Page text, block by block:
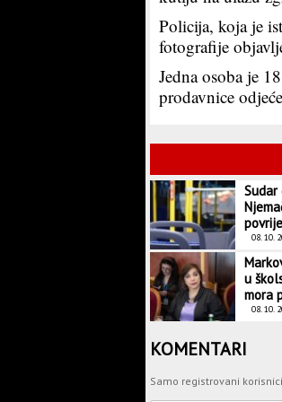
Policija, koja je
fotografije
Jedna osoba je
prodavnice
08. 10.
u
mora
08. 10.
KOMENTARI
Samo registrovani